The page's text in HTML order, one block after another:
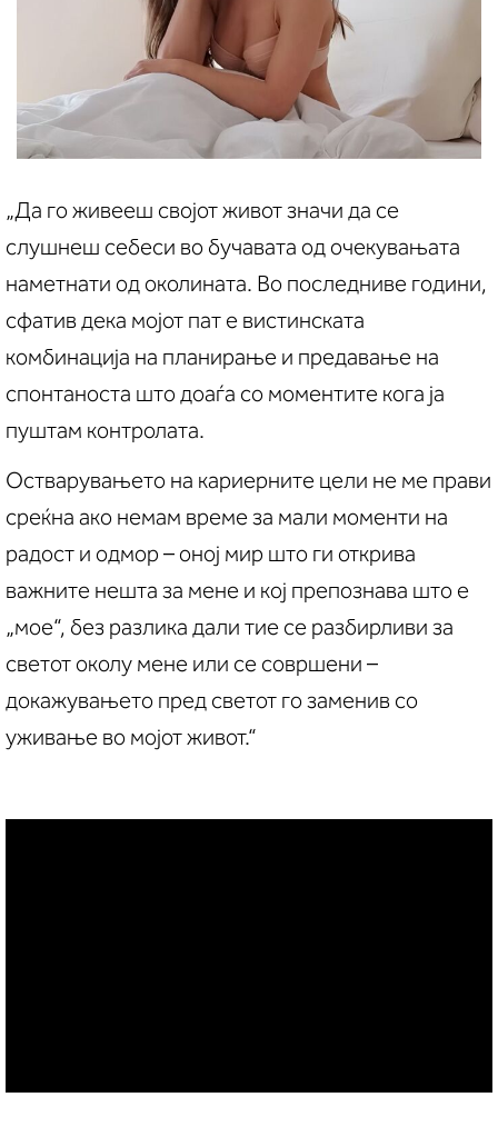
„Да го живееш својот живот значи да се
слушнеш себеси во бучавата од очекувањата
наметнати од околината. Во последниве години,
сфатив дека мојот пат е вистинската
комбинација на планирање и предавање на
спонтаноста што доаѓа со моментите кога ја
пуштам контролата.
Остварувањето на кариерните цели не ме прави
среќна ако немам време за мали моменти на
радост и одмор – оној мир што ги открива
важните нешта за мене и кој препознава што е
„мое“, без разлика дали тие се разбирливи за
светот околу мене или се совршени –
докажувањето пред светот го заменив со
уживање во мојот живот.“